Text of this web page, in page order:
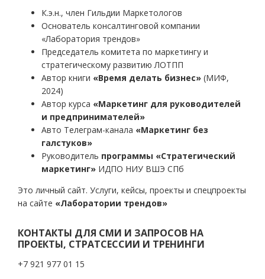
К.э.н., член Гильдии Маркетологов
Основатель консалтинговой компании
«Лаборатория трендов»
Председатель комитета по маркетингу и
стратегическому развитию ЛОТПП
Автор книги «Время делать бизнес» (МИФ,
2024)
Автор курса «Маркетинг для руководителей
и предпринимателей»
Авто Телеграм-канала «Маркетинг без
галстуков»
Руководитель программы «Стратегический
маркетинг» ИДПО НИУ ВШЭ СПб
Это личный сайт. Услуги, кейсы, проекты и спецпроекты
на сайте «Лаборатории трендов»
КОНТАКТЫ ДЛЯ СМИ И ЗАПРОСОВ НА
ПРОЕКТЫ, СТРАТСЕССИИ И ТРЕНИНГИ
+7 921 977 01 15